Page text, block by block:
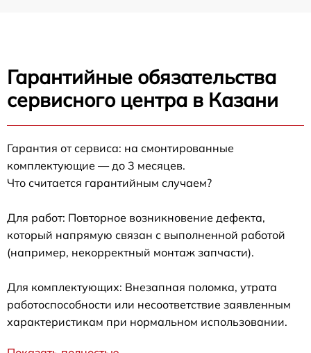
Гарантийные обязательства
сервисного центра в Казани
Гарантия от сервиса: на смонтированные
комплектующие — до 3 месяцев.
Что считается гарантийным случаем?
Для работ: Повторное возникновение дефекта,
который напрямую связан с выполненной работой
(например, некорректный монтаж запчасти).
Для комплектующих: Внезапная поломка, утрата
работоспособности или несоответствие заявленным
характеристикам при нормальном использовании.